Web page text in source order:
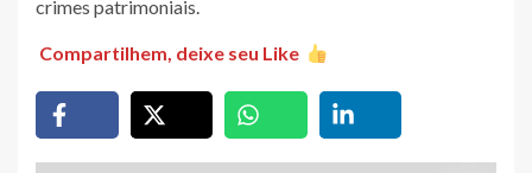
crimes patrimoniais.
Compartilhem, deixe seu Like